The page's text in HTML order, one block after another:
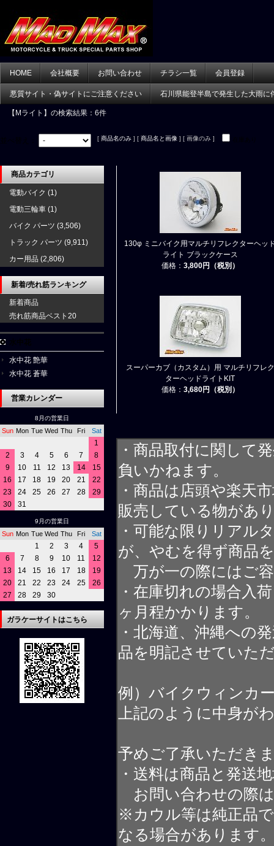
HOME 会社概要 お問い合わせ チラシ一覧 会員登録
悪質サイト・偽サイトにご注意ください 石川県能登半島で発生した大雨に
【Mライト】 の検索結果：6件
[ 商品名のみ ] [ 商品名と画像 ] [ 画像のみ ]
130φ ミニバイク用マルチリフレクターヘッ
ライト ブラックケース
価格： 3,800円（税別）
スーパーカブ（カスタム）用 マルチリフレク
ターヘッドライトKIT
価格： 3,680円（税別）
・商品取付に関して
負いかねます。
・商品は店頭や楽天
販売している物があ
・可能な限りリアル
が、やむを得ず商品
万が一の際にはご
・在庫切れの場合入
ヶ月程かかります。
・北海道、沖縄への
品を明記させていた
例）バイクウィンカ
上記のように中身が
予めご了承いただき
・送料は商品と発送
お問い合わせの際
※カウル等は純正品
なる場合があります
商品カテゴリ
電動バイク (1)
電動三輪車 (1)
バイク パーツ (3,506)
トラック パーツ (9,911)
カー用品 (2,806)
新着/売れ筋ランキング
新着商品
売れ筋商品ベスト20
水中花 艶華
水中花 蒼華
営業カレンダー
8月の営業日
Sun Mon Tue Wed Thu Fri Sat
1
2
3 4 5 6 7
8
9
10 11 12 13 14
15
16
17 18 19 20 21
22
23
24 25 26 27 28
29
30
31
9月の営業日
Sun Mon Tue Wed Thu Fri Sat
1 2 3 4
5
6
7 8 9 10 11
12
13
14 15 16 17 18
19
20
21 22 23 24 25
26
27
28 29 30
ガラケーサイトはこちら